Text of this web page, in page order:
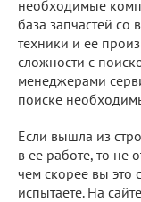
необходимые
база запчастей со
техники и ее
сложности с
менеджерами
поиске
Если вышла из
в ее работе, то не
чем скорее вы это
испытаете. На сайте